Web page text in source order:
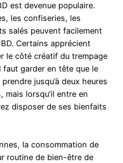
est devenue populaire.
les confiseries, les
salés peuvent facilement
Certains apprécient
le côté créatif du trempage
faut garder en tête que le
jusqu’à deux heures
mais lorsqu’il entre en
disposer de ses bienfaits
la consommation de
routine de bien-être de